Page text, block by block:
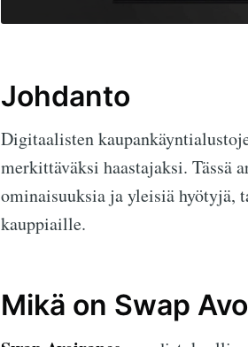
Johdanto
Digitaalisten
merkittäväksi haastajaksi. Tässä
ominaisuuksia ja yleisiä
kauppiaille.
Mikä on Swap